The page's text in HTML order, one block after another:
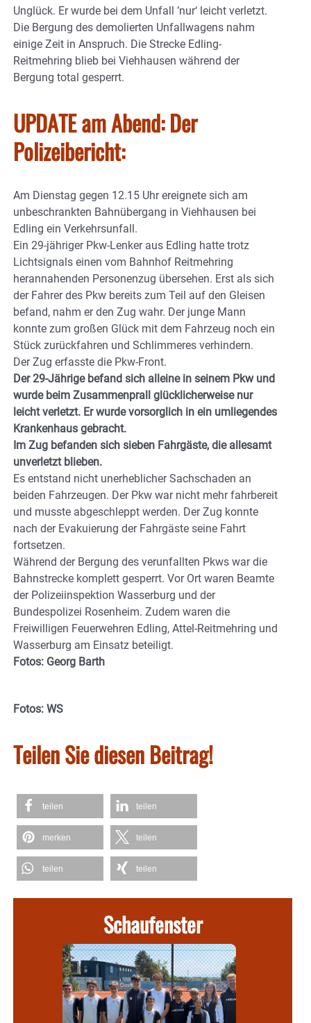
Unglück. Er wurde bei dem Unfall ’nur‘ leicht verletzt.
Die Bergung des demolierten Unfallwagens nahm
einige Zeit in Anspruch. Die Strecke Edling-
Reitmehring blieb bei Viehhausen während der
Bergung total gesperrt.
UPDATE am Abend: Der
Polizeibericht:
Am Dienstag gegen 12.15 Uhr ereignete sich am
unbeschrankten Bahnübergang in Viehhausen bei
Edling ein Verkehrsunfall.
Ein 29-jähriger Pkw-Lenker aus Edling hatte trotz
Lichtsignals einen vom Bahnhof Reitmehring
herannahenden Personenzug übersehen. Erst als sich
der Fahrer des Pkw bereits zum Teil auf den Gleisen
befand, nahm er den Zug wahr. Der junge Mann
konnte zum großen Glück mit dem Fahrzeug noch ein
Stück zurückfahren und Schlimmeres verhindern.
Der Zug erfasste die Pkw-Front.
Der 29-Jährige befand sich alleine in seinem Pkw und
wurde beim Zusammenprall glücklicherweise nur
leicht verletzt. Er wurde vorsorglich in ein umliegendes
Krankenhaus gebracht.
Im Zug befanden sich sieben Fahrgäste, die allesamt
unverletzt blieben.
Es entstand nicht unerheblicher Sachschaden an
beiden Fahrzeugen. Der Pkw war nicht mehr fahrbereit
und musste abgeschleppt werden. Der Zug konnte
nach der Evakuierung der Fahrgäste seine Fahrt
fortsetzen.
Während der Bergung des verunfallten Pkws war die
Bahnstrecke komplett gesperrt. Vor Ort waren Beamte
der Polizeiinspektion Wasserburg und der
Bundespolizei Rosenheim. Zudem waren die
Freiwilligen Feuerwehren Edling, Attel-Reitmehring und
Wasserburg am Einsatz beteiligt.
Fotos: Georg Barth
Fotos: WS
Teilen Sie diesen Beitrag!
teilen teilen
merken teilen
teilen teilen
Schaufenster